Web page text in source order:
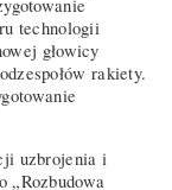
technologii
głowicy
rakiety.
uzbrojenia i
„Rozbudowa